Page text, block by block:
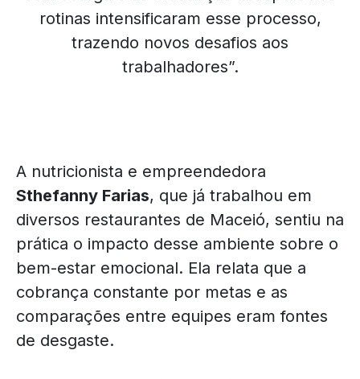
rotinas intensificaram esse processo,
trazendo novos desafios aos
trabalhadores”.
A nutricionista e empreendedora
Sthefanny Farias, que já trabalhou em
diversos restaurantes de Maceió, sentiu na
prática o impacto desse ambiente sobre o
bem-estar emocional. Ela relata que a
cobrança constante por metas e as
comparações entre equipes eram fontes
de desgaste.